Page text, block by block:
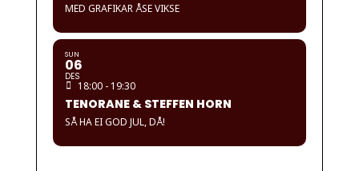
MED GRAFIKAR ÅSE VIKSE
SUN
06
DES
18:00 - 19:30
TENORANE & STEFFEN HORN
SÅ HA EI GOD JUL, DÅ!